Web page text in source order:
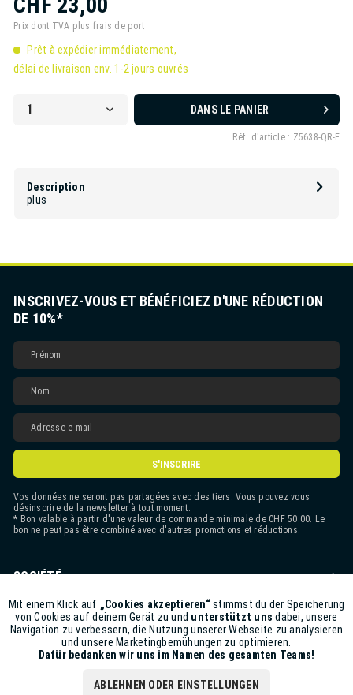
Prix dont TVA plus frais de port
Prêt à expédier immédiatement,
délai de livraison env. 1-2 jours ouvrés
DANS LE PANIER
Réf. d'article : Z5638-QR-E
Description
plus
INSCRIVEZ-VOUS ET BÉNÉFICIEZ D'UNE RÉDUCTION
DE 10%*
S'INSCRIRE
Vos données ne seront pas partagées avec des tiers. Vous pouvez vous
désinscrire de la newsletter à tout moment.
* Bon valable à partir d'une valeur de commande minimale de CHF 50.00. Le
bon ne peut pas être combiné avec d'autres promotions et réductions.
SOCIÉTÉ
CONTACT
ASSISTANCE BOUTIQUE
INFORMATIONS
Funktionale Aktiv
Marketing Inaktiv
Mit einem Klick auf „Cookies akzeptieren“stimmst du der Speicherung
von Cookies auf deinem Gerät zu und unterstützt uns dabei, unsere
Navigation zu verbessern, die Nutzung unserer Webseite zu analysieren
und unsere Marketingbemühungen zu optimieren.
Dafür bedanken wir uns im Namen des gesamten Teams!
ABLEHNEN ODER EINSTELLUNGEN